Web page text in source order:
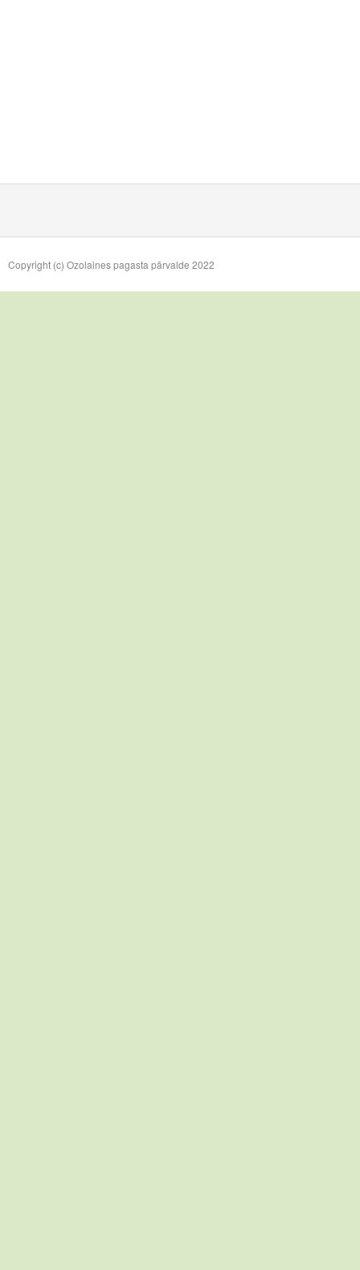
Copyright (c) Ozolaines pagasta pārvalde 2022